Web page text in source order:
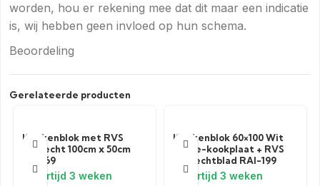
worden, hou er rekening mee dat dit maar een indicatie
is, wij hebben geen invloed op hun schema.
Beoordeling
Gerelateerde producten
Keukenblok met RVS
aanrecht 100cm x 50cm
RAI-69
Keukenblok 60×100 Wit
met e-kookplaat + RVS
aanrechtblad RAI-199